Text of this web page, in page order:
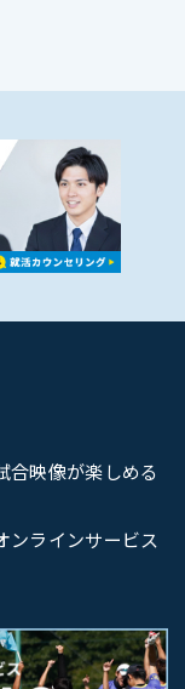
合映像が楽しめる
ンラインサービス